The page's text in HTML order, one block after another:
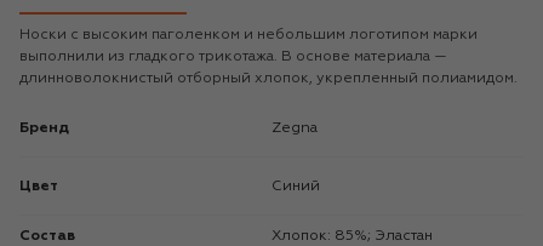
Носки с высоким паголенком и небольшим логотипом марки
выполнили из гладкого трикотажа. В основе материала —
длинноволокнистый отборный хлопок, укрепленный полиамидом.
Бренд Zegna
Цвет Синий
Состав
Хлопок: 85%; Эластан